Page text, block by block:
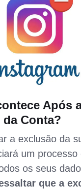
Após
Conta?
a exclusão da
um processo
os seus
que a